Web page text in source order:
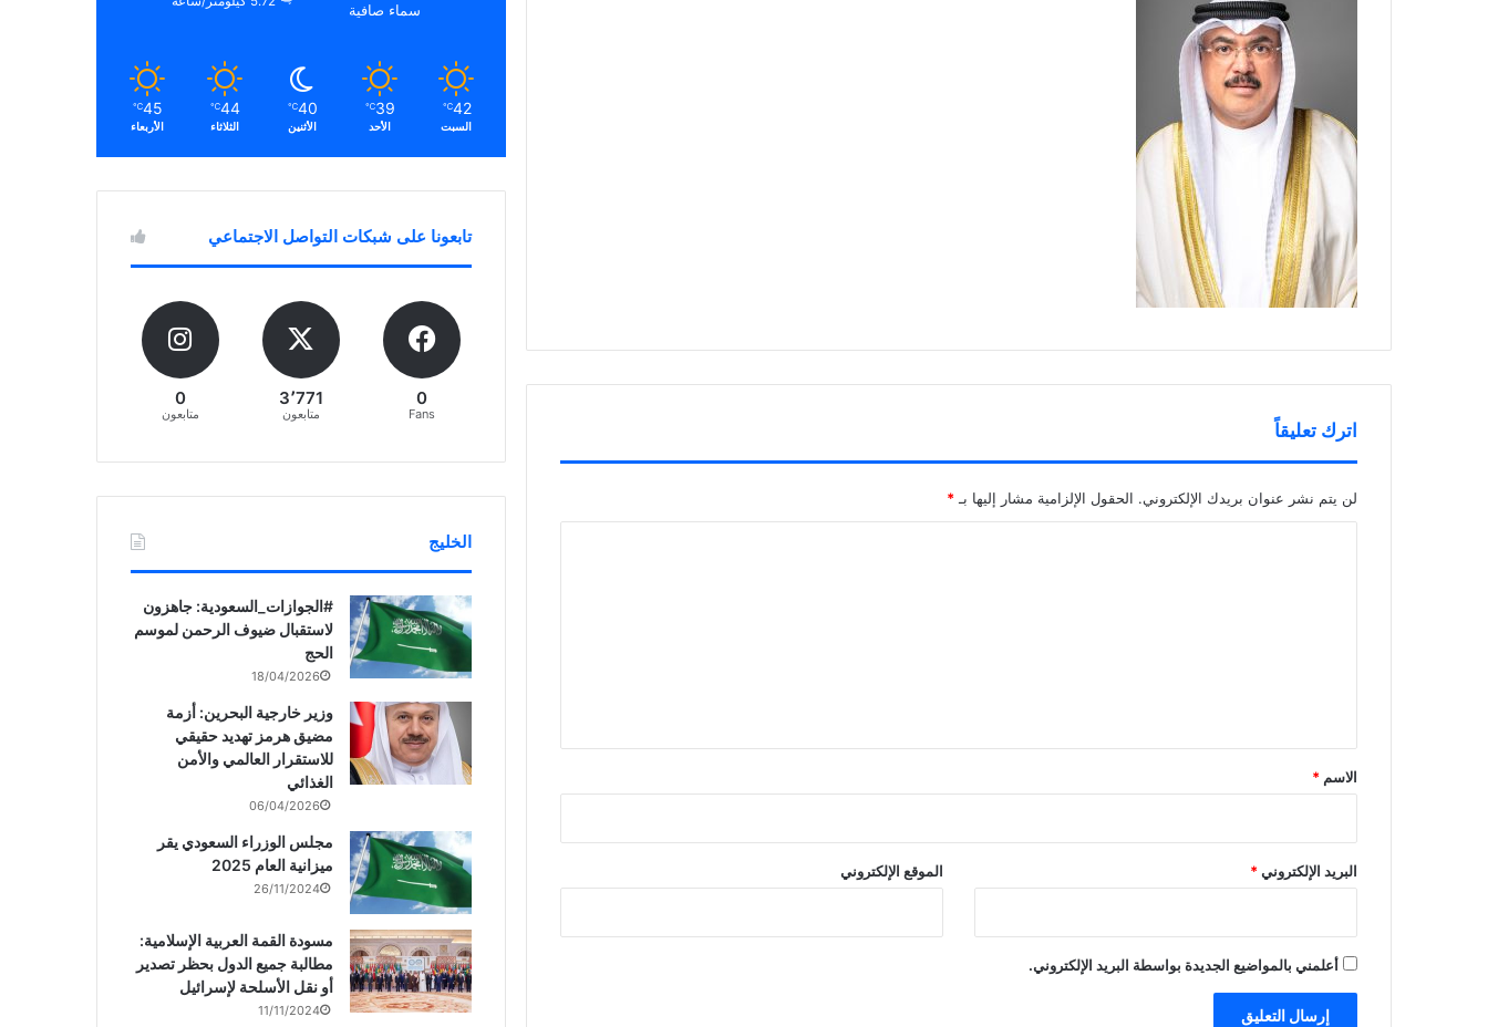
اترك تعليقاً
لن يتم نشر عنوان بريدك الإلكتروني. الحقول الإلزامية مشار إليها بـ *
*
الاسم *
البريد الإلكتروني* الموقع الإلكتروني
أعلمني بالمواضيع الجديدة بواسطة البريد الإلكتروني.
سماء صافية
42
℃
السبت
39
℃
الأحد
40
℃
الأثنين
44
℃
الثلاثاء
45
℃
الأربعاء
تابعونا على شبكات التواصل الاجتماعي
0
Fans
3٬771
متابعون
0
متابعون
الخليج
‏‎#الجوازات_السعودية: جاهزون
لاستقبال ضيوف الرحمن لموسم
الحج
18/04/2026
وزير خارجية البحرين: أزمة
مضيق هرمز تهديد حقيقي
للاستقرار العالمي والأمن
الغذائي
06/04/2026
مجلس الوزراء السعودي يقر
ميزانية العام 2025
26/11/2024
مسودة القمة العربية الإسلامية:
مطالبة جميع الدول بحظر تصدير
أو نقل الأسلحة لإسرائيل
11/11/2024